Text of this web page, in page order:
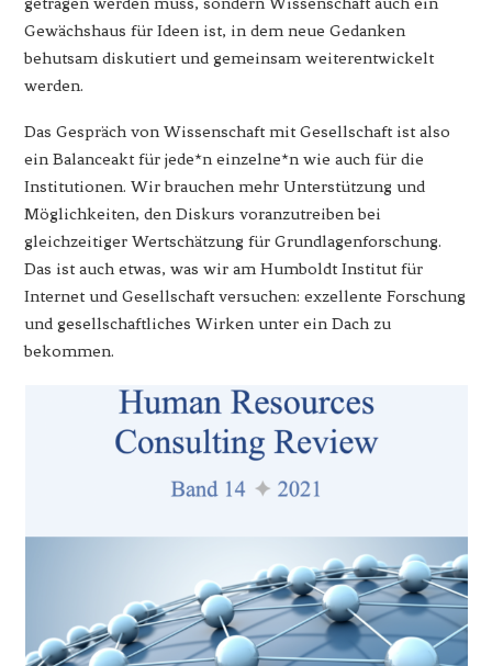
Gewächshaus für Ideen ist, in dem neue Gedanken
behutsam diskutiert und gemeinsam weiterentwickelt
werden.
Das Gespräch von Wissenschaft mit Gesellschaft ist also
ein Balanceakt für jede*n einzelne*n wie auch für die
Institutionen. Wir brauchen mehr Unterstützung und
Möglichkeiten, den Diskurs voranzutreiben bei
gleichzeitiger Wertschätzung für Grundlagenforschung.
Das ist auch etwas, was wir am Humboldt Institut für
Internet und Gesellschaft versuchen: exzellente Forschung
und gesellschaftliches Wirken unter ein Dach zu
bekommen.